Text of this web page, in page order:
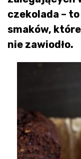
czekolada –
smaków,
nie zawiodło.